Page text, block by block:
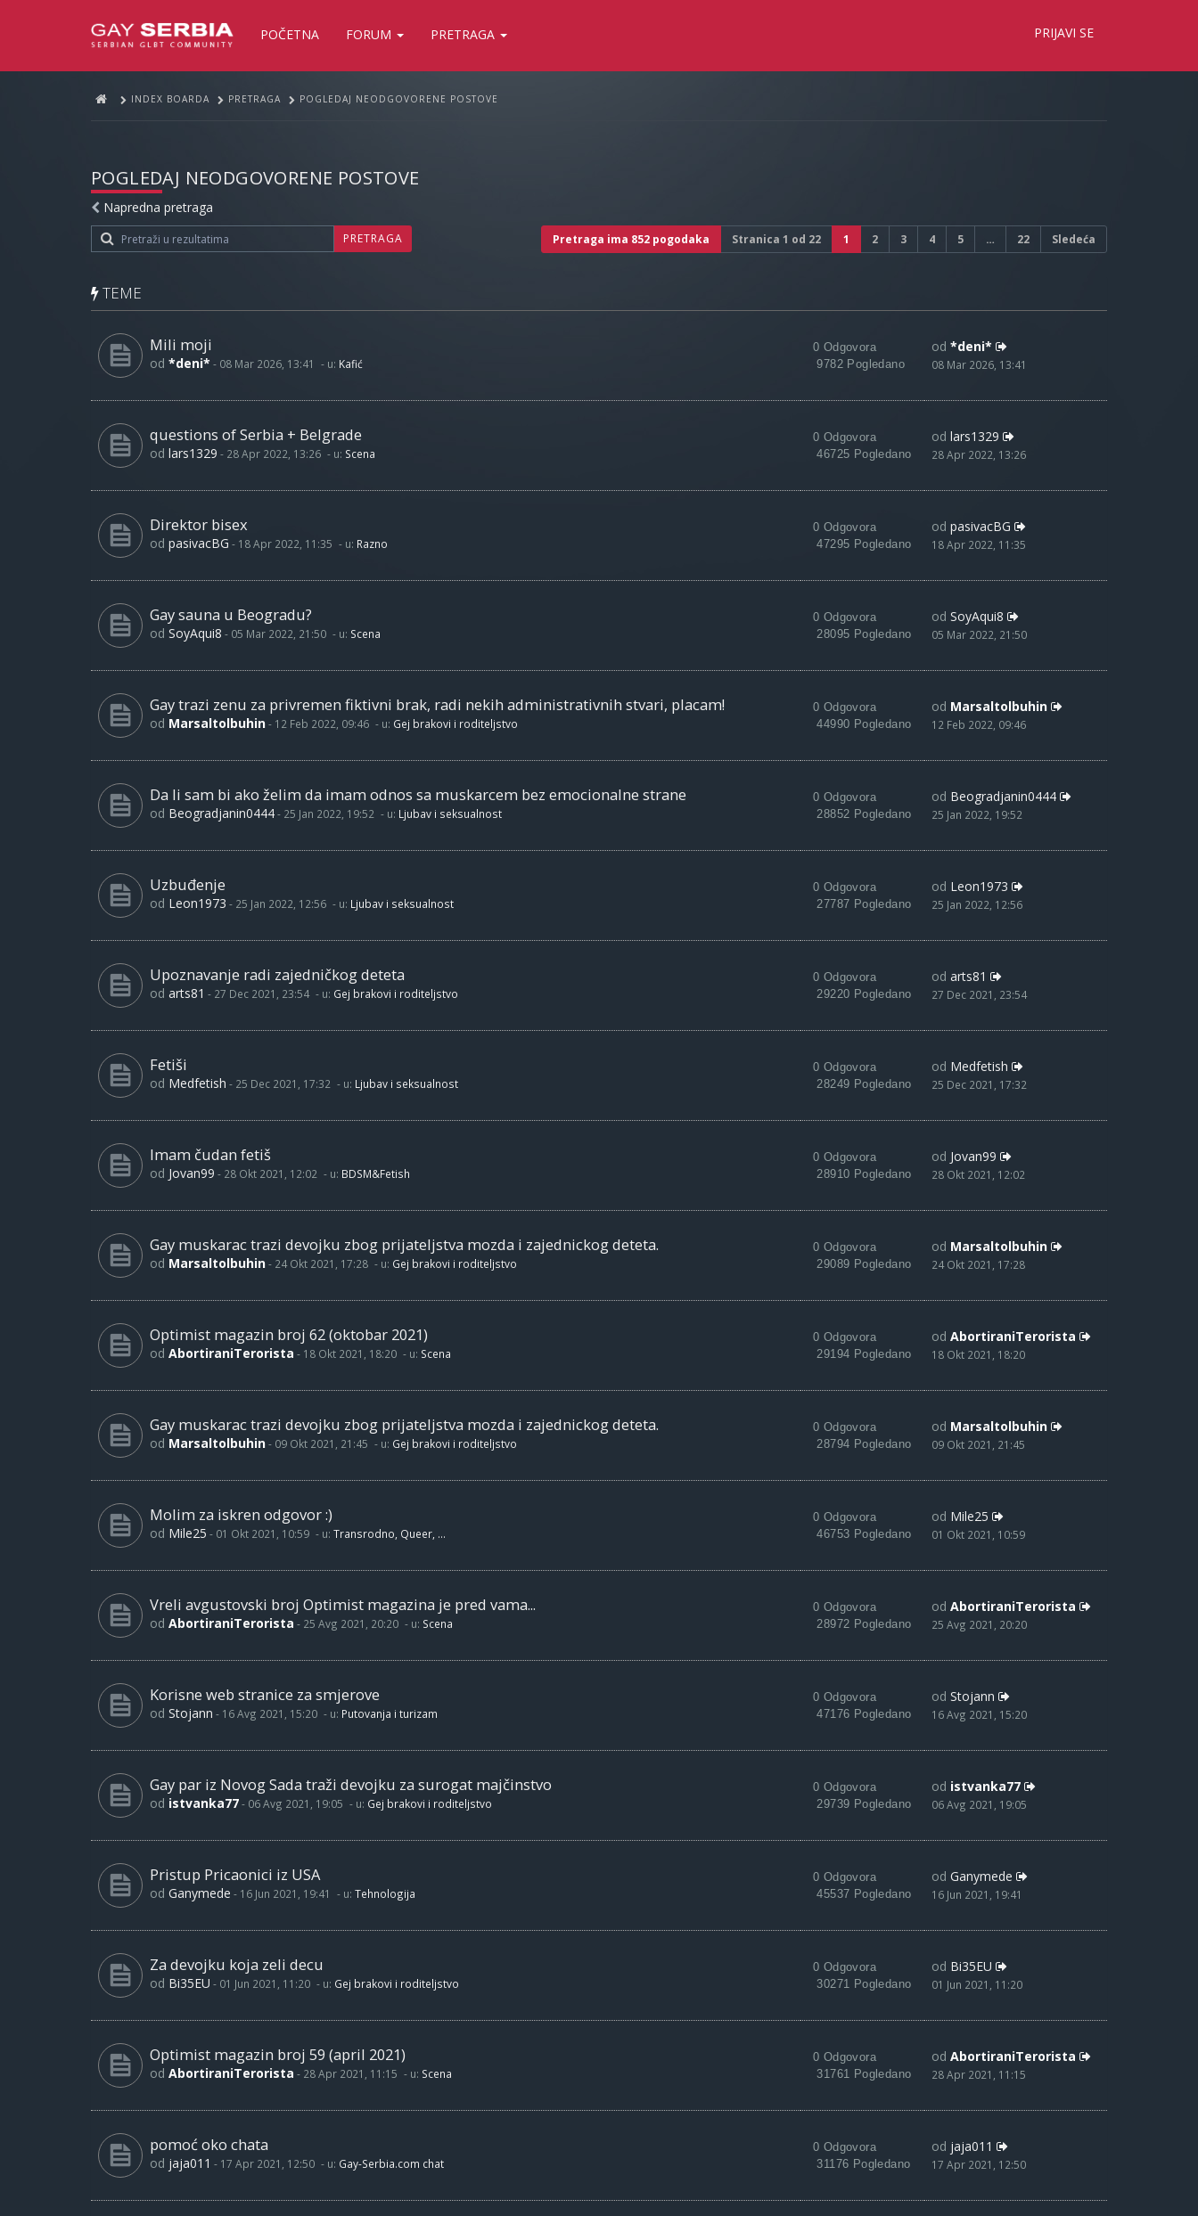
POČETNA FORUM PRETRAGA PRIJAVI SE
INDEX BOARDA PRETRAGA POGLEDAJ NEODGOVORENE POSTOVE
POGLEDAJ NEODGOVORENE POSTOVE
Napredna pretraga
PRETRAGA Pretraga ima 852 pogodaka Stranica 1 od 22 1 2 3 4 5 … 22 Sledeća
TEME
Mili moji
od *deni* - 08 Mar 2026, 13:41 - u: Kafić
0 Odgovora
9782 Pogledano
od *deni*
08 Mar 2026, 13:41
questions of Serbia + Belgrade
od lars1329 - 28 Apr 2022, 13:26 - u: Scena
0 Odgovora
46725 Pogledano
od lars1329
28 Apr 2022, 13:26
Direktor bisex
od pasivacBG - 18 Apr 2022, 11:35 - u: Razno
0 Odgovora
47295 Pogledano
od pasivacBG
18 Apr 2022, 11:35
Gay sauna u Beogradu?
od SoyAqui8 - 05 Mar 2022, 21:50 - u: Scena
0 Odgovora
28095 Pogledano
od SoyAqui8
05 Mar 2022, 21:50
Gay trazi zenu za privremen fiktivni brak, radi nekih administrativnih stvari, placam!
od Marsaltolbuhin- 12 Feb 2022, 09:46 - u: Gej brakovi i roditeljstvo
0 Odgovora
44990 Pogledano
od Marsaltolbuhin
12 Feb 2022, 09:46
Da li sam bi ako želim da imam odnos sa muskarcem bez emocionalne strane
od Beogradjanin0444- 25 Jan 2022, 19:52 - u: Ljubav i seksualnost
0 Odgovora
28852 Pogledano
od Beogradjanin0444
25 Jan 2022, 19:52
Uzbuđenje
od Leon1973 - 25 Jan 2022, 12:56 - u: Ljubav i seksualnost
0 Odgovora
27787 Pogledano
od Leon1973
25 Jan 2022, 12:56
Upoznavanje radi zajedničkog deteta
od arts81 - 27 Dec 2021, 23:54 - u: Gej brakovi i roditeljstvo
0 Odgovora
29220 Pogledano
od arts81
27 Dec 2021, 23:54
Fetiši
od Medfetish - 25 Dec 2021, 17:32 - u: Ljubav i seksualnost
0 Odgovora
28249 Pogledano
od Medfetish
25 Dec 2021, 17:32
Imam čudan fetiš
od Jovan99 - 28 Okt 2021, 12:02 - u: BDSM&Fetish
0 Odgovora
28910 Pogledano
od Jovan99
28 Okt 2021, 12:02
Gay muskarac trazi devojku zbog prijateljstva mozda i zajednickog deteta.
od Marsaltolbuhin- 24 Okt 2021, 17:28 - u: Gej brakovi i roditeljstvo
0 Odgovora
29089 Pogledano
od Marsaltolbuhin
24 Okt 2021, 17:28
Optimist magazin broj 62 (oktobar 2021)
od AbortiraniTerorista - 18 Okt 2021, 18:20 - u: Scena
0 Odgovora
29194 Pogledano
od AbortiraniTerorista
18 Okt 2021, 18:20
Gay muskarac trazi devojku zbog prijateljstva mozda i zajednickog deteta.
od Marsaltolbuhin- 09 Okt 2021, 21:45 - u: Gej brakovi i roditeljstvo
0 Odgovora
28794 Pogledano
od Marsaltolbuhin
09 Okt 2021, 21:45
Molim za iskren odgovor :)
od Mile25 - 01 Okt 2021, 10:59 - u: Transrodno, Queer, ...
0 Odgovora
46753 Pogledano
od Mile25
01 Okt 2021, 10:59
Vreli avgustovski broj Optimist magazina je pred vama...
od AbortiraniTerorista - 25 Avg 2021, 20:20 - u: Scena
0 Odgovora
28972 Pogledano
od AbortiraniTerorista
25 Avg 2021, 20:20
Korisne web stranice za smjerove
od Stojann - 16 Avg 2021, 15:20 - u: Putovanja i turizam
0 Odgovora
47176 Pogledano
od Stojann
16 Avg 2021, 15:20
Gay par iz Novog Sada traži devojku za surogat majčinstvo
od istvanka77- 06 Avg 2021, 19:05 - u: Gej brakovi i roditeljstvo
0 Odgovora
29739 Pogledano
od istvanka77
06 Avg 2021, 19:05
Pristup Pricaonici iz USA
od Ganymede - 16 Jun 2021, 19:41 - u: Tehnologija
0 Odgovora
45537 Pogledano
od Ganymede
16 Jun 2021, 19:41
Za devojku koja zeli decu
od Bi35EU - 01 Jun 2021, 11:20 - u: Gej brakovi i roditeljstvo
0 Odgovora
30271 Pogledano
od Bi35EU
01 Jun 2021, 11:20
Optimist magazin broj 59 (april 2021)
od AbortiraniTerorista - 28 Apr 2021, 11:15 - u: Scena
0 Odgovora
31761 Pogledano
od AbortiraniTerorista
28 Apr 2021, 11:15
pomoć oko chata
od jaja011 - 17 Apr 2021, 12:50 - u: Gay-Serbia.com chat
0 Odgovora
31176 Pogledano
od jaja011
17 Apr 2021, 12:50